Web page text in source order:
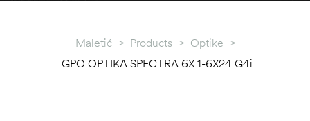
Maletić > Products > Optike >
GPO OPTIKA SPECTRA 6X 1-6X24 G4i